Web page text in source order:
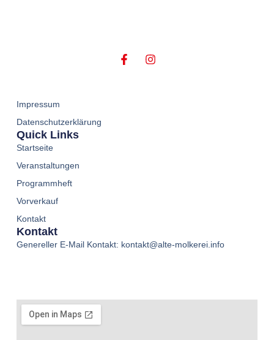
Impressum
Datenschutzerklärung
Quick Links
Startseite
Veranstaltungen
Programmheft
Vorverkauf
Kontakt
Kontakt
Genereller E-Mail Kontakt: kontakt@alte-molkerei.info